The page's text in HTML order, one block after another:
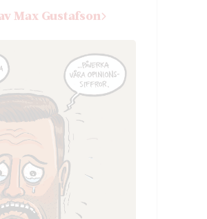
Max Gustafson